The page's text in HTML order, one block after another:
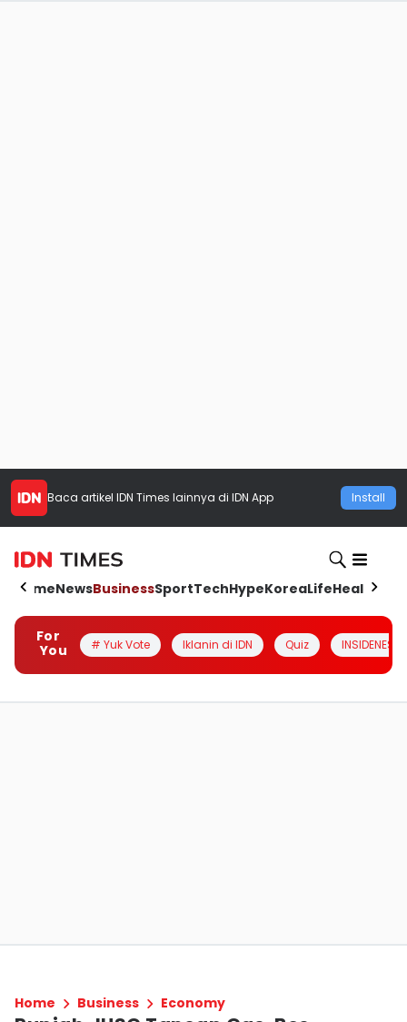
Baca artikel IDN Times lainnya di IDN App Install
HomeNewsBusinessSportTechHypeKoreaLifeHealth
For
You
# Yuk Vote Iklanin di IDN Quiz INSIDENESIA
Home Business Economy